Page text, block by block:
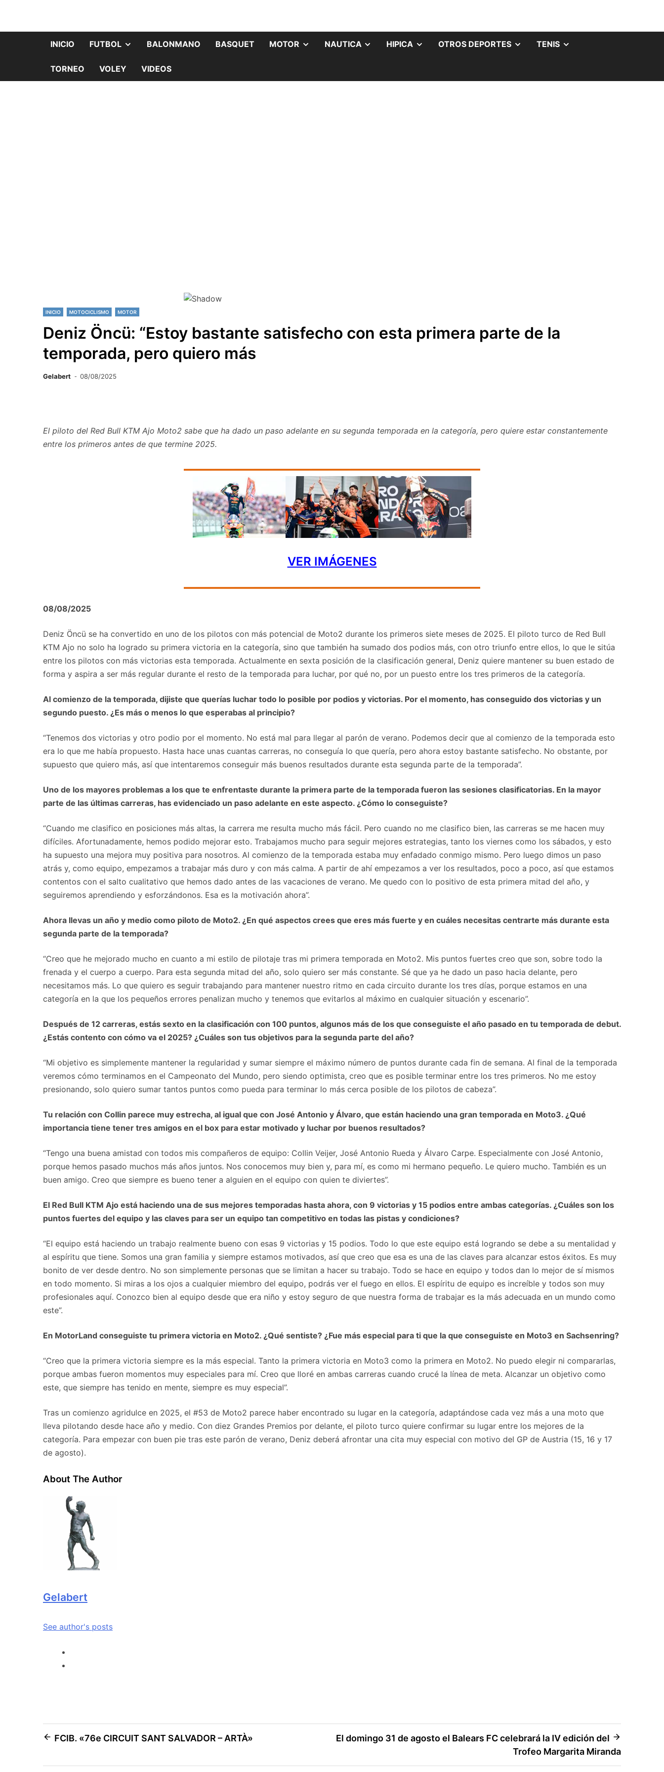
INICIO FUTBOL BALONMANO BASQUET MOTOR NAUTICA HIPICA OTROS DEPORTES TENIS
TORNEO VOLEY VIDEOS
INICIO MOTOCICLISMO MOTOR
Deniz Öncü: “Estoy bastante satisfecho con esta primera parte de la
temporada, pero quiero más
Gelabert 08/08/2025
El piloto del Red Bull KTM Ajo Moto2 sabe que ha dado un paso adelante en su segunda temporada en la categoría, pero quiere estar constantemente
entre los primeros antes de que termine 2025.
VER IMÁGENES
08/08/2025
Deniz Öncü se ha convertido en uno de los pilotos con más potencial de Moto2 durante los primeros siete meses de 2025. El piloto turco de Red Bull
KTM Ajo no solo ha logrado su primera victoria en la categoría, sino que también ha sumado dos podios más, con otro triunfo entre ellos, lo que le sitúa
entre los pilotos con más victorias esta temporada. Actualmente en sexta posición de la clasificación general, Deniz quiere mantener su buen estado de
forma y aspira a ser más regular durante el resto de la temporada para luchar, por qué no, por un puesto entre los tres primeros de la categoría.
Al comienzo de la temporada, dijiste que querías luchar todo lo posible por podios y victorias. Por el momento, has conseguido dos victorias y un
segundo puesto. ¿Es más o menos lo que esperabas al principio?
“Tenemos dos victorias y otro podio por el momento. No está mal para llegar al parón de verano. Podemos decir que al comienzo de la temporada esto
era lo que me había propuesto. Hasta hace unas cuantas carreras, no conseguía lo que quería, pero ahora estoy bastante satisfecho. No obstante, por
supuesto que quiero más, así que intentaremos conseguir más buenos resultados durante esta segunda parte de la temporada”.
Uno de los mayores problemas a los que te enfrentaste durante la primera parte de la temporada fueron las sesiones clasificatorias. En la mayor
parte de las últimas carreras, has evidenciado un paso adelante en este aspecto. ¿Cómo lo conseguiste?
“Cuando me clasifico en posiciones más altas, la carrera me resulta mucho más fácil. Pero cuando no me clasifico bien, las carreras se me hacen muy
difíciles. Afortunadamente, hemos podido mejorar esto. Trabajamos mucho para seguir mejores estrategias, tanto los viernes como los sábados, y esto
ha supuesto una mejora muy positiva para nosotros. Al comienzo de la temporada estaba muy enfadado conmigo mismo. Pero luego dimos un paso
atrás y, como equipo, empezamos a trabajar más duro y con más calma. A partir de ahí empezamos a ver los resultados, poco a poco, así que estamos
contentos con el salto cualitativo que hemos dado antes de las vacaciones de verano. Me quedo con lo positivo de esta primera mitad del año, y
seguiremos aprendiendo y esforzándonos. Esa es la motivación ahora”.
Ahora llevas un año y medio como piloto de Moto2. ¿En qué aspectos crees que eres más fuerte y en cuáles necesitas centrarte más durante esta
segunda parte de la temporada?
“Creo que he mejorado mucho en cuanto a mi estilo de pilotaje tras mi primera temporada en Moto2. Mis puntos fuertes creo que son, sobre todo la
frenada y el cuerpo a cuerpo. Para esta segunda mitad del año, solo quiero ser más constante. Sé que ya he dado un paso hacia delante, pero
necesitamos más. Lo que quiero es seguir trabajando para mantener nuestro ritmo en cada circuito durante los tres días, porque estamos en una
categoría en la que los pequeños errores penalizan mucho y tenemos que evitarlos al máximo en cualquier situación y escenario”.
Después de 12 carreras, estás sexto en la clasificación con 100 puntos, algunos más de los que conseguiste el año pasado en tu temporada de debut.
¿Estás contento con cómo va el 2025? ¿Cuáles son tus objetivos para la segunda parte del año?
“Mi objetivo es simplemente mantener la regularidad y sumar siempre el máximo número de puntos durante cada fin de semana. Al final de la temporada
veremos cómo terminamos en el Campeonato del Mundo, pero siendo optimista, creo que es posible terminar entre los tres primeros. No me estoy
presionando, solo quiero sumar tantos puntos como pueda para terminar lo más cerca posible de los pilotos de cabeza”.
Tu relación con Collin parece muy estrecha, al igual que con José Antonio y Álvaro, que están haciendo una gran temporada en Moto3. ¿Qué
importancia tiene tener tres amigos en el box para estar motivado y luchar por buenos resultados?
“Tengo una buena amistad con todos mis compañeros de equipo: Collin Veijer, José Antonio Rueda y Álvaro Carpe. Especialmente con José Antonio,
porque hemos pasado muchos más años juntos. Nos conocemos muy bien y, para mí, es como mi hermano pequeño. Le quiero mucho. También es un
buen amigo. Creo que siempre es bueno tener a alguien en el equipo con quien te diviertes”.
El Red Bull KTM Ajo está haciendo una de sus mejores temporadas hasta ahora, con 9 victorias y 15 podios entre ambas categorías. ¿Cuáles son los
puntos fuertes del equipo y las claves para ser un equipo tan competitivo en todas las pistas y condiciones?
“El equipo está haciendo un trabajo realmente bueno con esas 9 victorias y 15 podios. Todo lo que este equipo está logrando se debe a su mentalidad y
al espíritu que tiene. Somos una gran familia y siempre estamos motivados, así que creo que esa es una de las claves para alcanzar estos éxitos. Es muy
bonito de ver desde dentro. No son simplemente personas que se limitan a hacer su trabajo. Todo se hace en equipo y todos dan lo mejor de sí mismos
en todo momento. Si miras a los ojos a cualquier miembro del equipo, podrás ver el fuego en ellos. El espíritu de equipo es increíble y todos son muy
profesionales aquí. Conozco bien al equipo desde que era niño y estoy seguro de que nuestra forma de trabajar es la más adecuada en un mundo como
este”.
En MotorLand conseguiste tu primera victoria en Moto2. ¿Qué sentiste? ¿Fue más especial para ti que la que conseguiste en Moto3 en Sachsenring?
“Creo que la primera victoria siempre es la más especial. Tanto la primera victoria en Moto3 como la primera en Moto2. No puedo elegir ni compararlas,
porque ambas fueron momentos muy especiales para mí. Creo que lloré en ambas carreras cuando crucé la línea de meta. Alcanzar un objetivo como
este, que siempre has tenido en mente, siempre es muy especial”.
Tras un comienzo agridulce en 2025, el #53 de Moto2 parece haber encontrado su lugar en la categoría, adaptándose cada vez más a una moto que
lleva pilotando desde hace año y medio. Con diez Grandes Premios por delante, el piloto turco quiere confirmar su lugar entre los mejores de la
categoría. Para empezar con buen pie tras este parón de verano, Deniz deberá afrontar una cita muy especial con motivo del GP de Austria (15, 16 y 17
de agosto).
About The Author
Gelabert
See author's posts
FCIB. «76e CIRCUIT SANT SALVADOR – ARTÀ»
El domingo 31 de agosto el Balears FC celebrará la IV edición del
Trofeo Margarita Miranda